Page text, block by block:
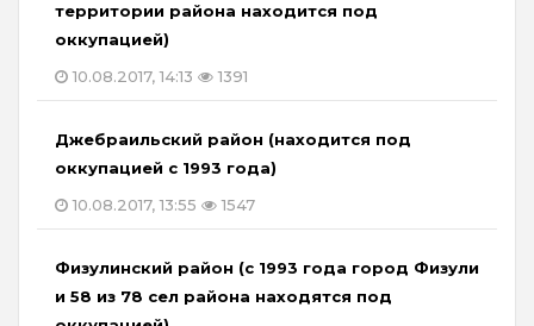
территории района находится под
оккупацией)
10.08.2017, 14:13
1391
Джебраильский район (находится под
оккупацией с 1993 года)
10.08.2017, 13:55
1547
Физулинский район (с 1993 года город Физули
и 58 из 78 сел района находятся под